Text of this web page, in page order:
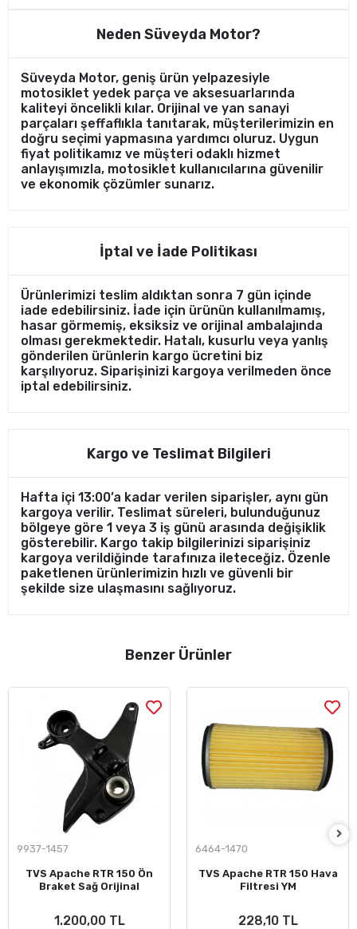
Neden Süveyda Motor?
Süveyda Motor, geniş ürün yelpazesiyle
motosiklet yedek parça ve aksesuarlarında
kaliteyi öncelikli kılar. Orijinal ve yan sanayi
parçaları şeffaflıkla tanıtarak, müşterilerimizin en
doğru seçimi yapmasına yardımcı oluruz. Uygun
fiyat politikamız ve müşteri odaklı hizmet
anlayışımızla, motosiklet kullanıcılarına güvenilir
ve ekonomik çözümler sunarız.
İptal ve İade Politikası
Ürünlerimizi teslim aldıktan sonra 7 gün içinde
iade edebilirsiniz. İade için ürünün kullanılmamış,
hasar görmemiş, eksiksiz ve orijinal ambalajında
olması gerekmektedir. Hatalı, kusurlu veya yanlış
gönderilen ürünlerin kargo ücretini biz
karşılıyoruz. Siparişinizi kargoya verilmeden önce
iptal edebilirsiniz.
Kargo ve Teslimat Bilgileri
Hafta içi 13:00’a kadar verilen siparişler, aynı gün
kargoya verilir. Teslimat süreleri, bulunduğunuz
bölgeye göre 1 veya 3 iş günü arasında değişiklik
gösterebilir. Kargo takip bilgilerinizi siparişiniz
kargoya verildiğinde tarafınıza ileteceğiz. Özenle
paketlenen ürünlerimizin hızlı ve güvenli bir
şekilde size ulaşmasını sağlıyoruz.
Benzer Ürünler
9937-1457
TVS Apache RTR 150 Ön
Braket Sağ Orijinal
1.200,00 TL
6464-1470
TVS Apache RTR 150 Hava
Filtresi YM
228,10 TL